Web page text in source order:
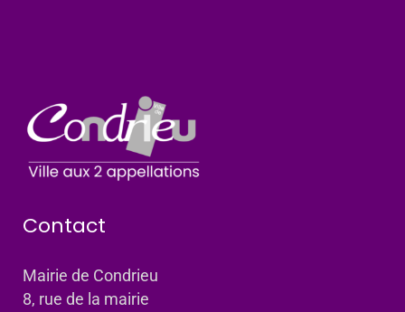
Contact
Mairie de Condrieu
8, rue de la mairie